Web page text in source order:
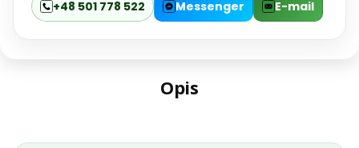
+48 501 778 522 Messenger E-mail
Opis